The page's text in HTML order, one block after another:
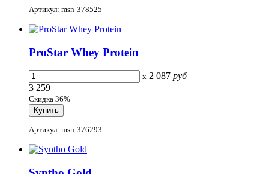
Артикул: msn-378525
ProStar Whey Protein
x 2 087 руб
3 259
Скидка 36%
Артикул: msn-376293